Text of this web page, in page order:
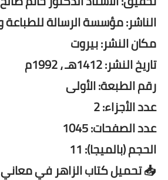
الناشر: مؤسسة الرسالة للطباعة
مكان النشر: بيروت
تاريخ النشر: 1412هـ ، 1992م
رقم الطبعة: الأولى
عدد الأجزاء: 2
عدد الصفحات: 1045
الحجم (بالميجا): 11
📥 تحميل كتاب الزاهر في